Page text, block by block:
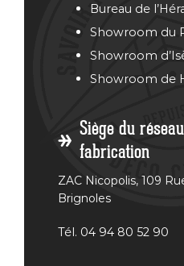
Bureau de
Showroom du
Showroom
Showroom de
Siège du
fabrication
ZAC Nicopolis, 109
Brignoles
Tél. 04 94 80 52 90